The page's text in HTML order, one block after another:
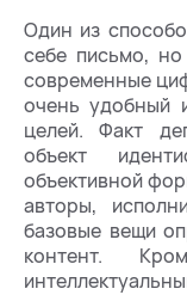
Один из
себе письмо,
современные
очень удобный
целей. Факт
объект
объективной
авторы,
базовые вещи
контент.